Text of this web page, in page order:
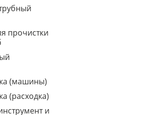
прочистки
(машины)
(расходка)
и